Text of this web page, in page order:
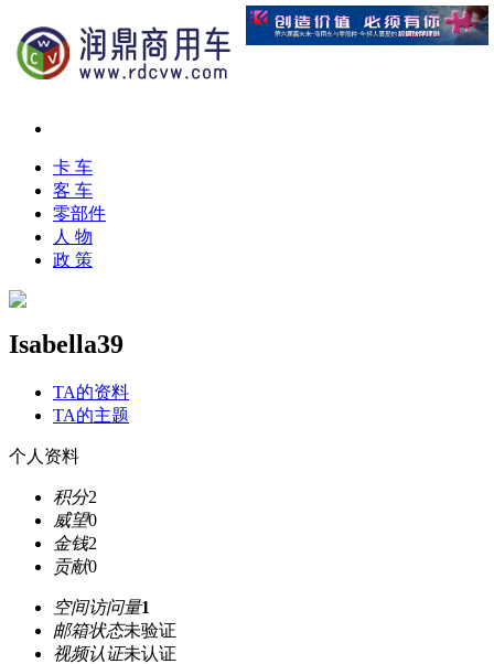
卡 车
客 车
零部件
人 物
政 策
Isabella39
TA的资料
TA的主题
个人资料
积分2
威望0
金钱2
贡献0
空间访问量1
邮箱状态未验证
视频认证未认证